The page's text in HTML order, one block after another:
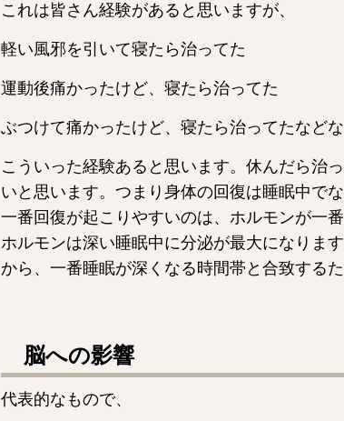
これは皆さん経験があると思いますが、
軽い風邪を引いて寝たら治ってた
運動後痛かったけど、寝たら治ってた
ぶつけて痛かったけど、寝たら治ってたなど
こういった経験あると思います。休んだら治
いと思います。つまり身体の回復は睡眠中で
一番回復が起こりやすいのは、ホルモンが一
ホルモンは深い睡眠中に分泌が最大になりま
から、一番睡眠が深くなる時間帯と合致するた
脳への影響
代表的なもので、